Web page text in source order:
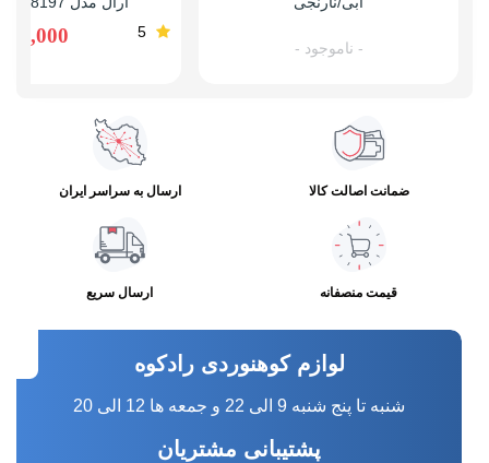
- ناموجود -
5
ضمانت اصالت کالا ارسال به سراسر ایران
قیمت منصفانه ارسال سریع
لوازم کوهنوردی رادکوه
شنبه تا پنج شنبه 9 الی 22 و جمعه ها 12 الی 20
پشتیبانی مشتریان